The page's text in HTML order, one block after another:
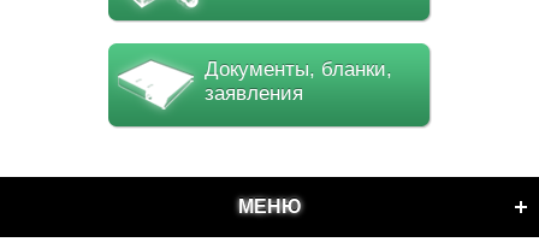
Документы, бланки,
заявления
МЕНЮ